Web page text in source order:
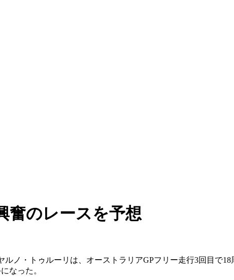
奮のレースを予想
ルノ・トゥルーリは、オーストラリアGPフリー走行3回目で
なった。